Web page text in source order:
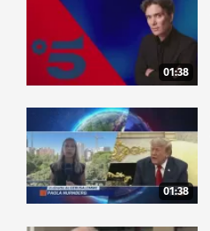
01:38
01:38